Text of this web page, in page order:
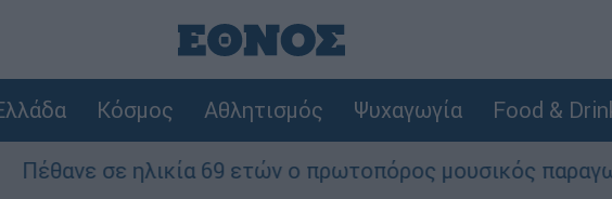
Κόσμος Αθλητισμός Ψυχαγωγία Food &
ηλικία 69 ετών ο πρωτοπόρος μουσικός παραγωγός,